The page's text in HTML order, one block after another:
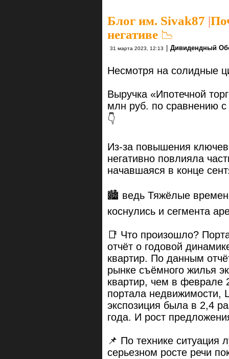
Блог им. Sivak87 |
негативе 📉
31 марта 2023, 12:13 Дивидендный
Несмотря на солидные
Выручка «Ипотечной
млн руб. по сравнению
👇
Из-за повышения
негативно повлияла
начавшаяся в конце
🏙️ ведь Тяжёлые
коснулись и сегмента
📑 Что произошло?
отчёт о годовой
квартир. По данным
рынке съёмного жилья
квартир, чем в феврале
портала
экспозиция была в 2,4
года. И рост
📌 По технике
серьезном росте речи